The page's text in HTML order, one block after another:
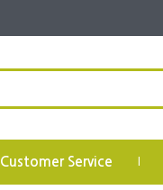
Customer Service